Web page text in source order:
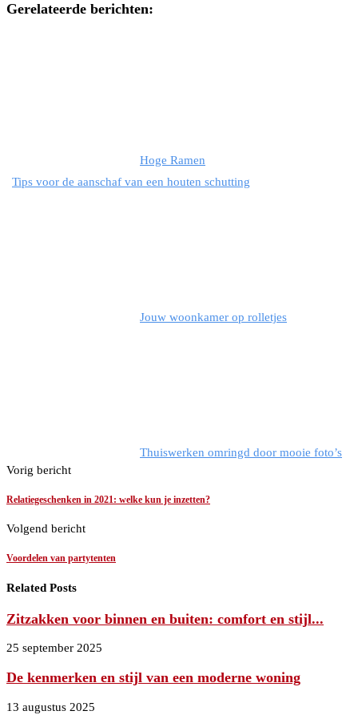
Gerelateerde berichten:
Hoge Ramen
Tips voor de aanschaf van een houten schutting
Jouw woonkamer op rolletjes
Thuiswerken omringd door mooie foto’s
Vorig bericht
Relatiegeschenken in 2021: welke kun je inzetten?
Volgend bericht
Voordelen van partytenten
Related Posts
Zitzakken voor binnen en buiten: comfort en stijl...
25 september 2025
De kenmerken en stijl van een moderne woning
13 augustus 2025